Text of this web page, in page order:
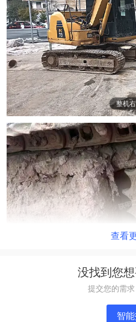
整机
查看
没找到您
提交您的需
智